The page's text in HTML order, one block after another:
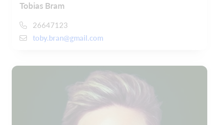
Tobias Bram
26647123
toby.bran@gmail.com